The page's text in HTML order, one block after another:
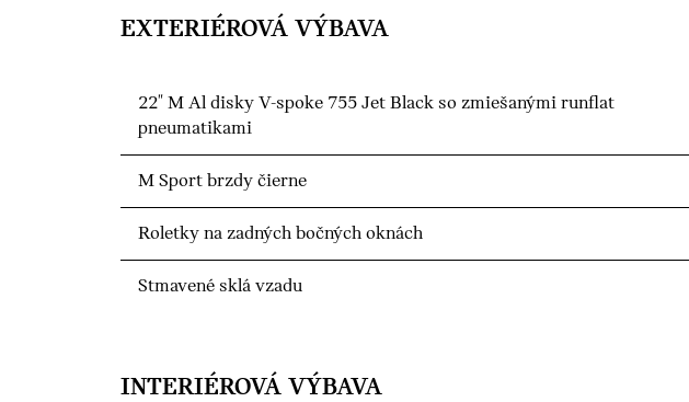
EXTERIÉROVÁ VÝBAVA
22" M Al disky V-spoke 755 Jet Black so zmiešanými runflat
pneumatikami
M Sport brzdy čierne
Roletky na zadných bočných oknách
Stmavené sklá vzadu
INTERIÉROVÁ VÝBAVA